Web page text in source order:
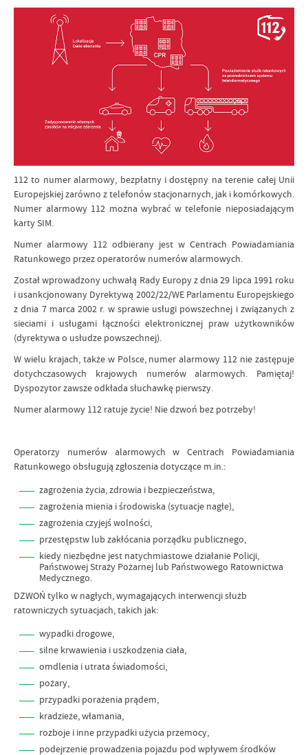
112 to numer alarmowy, bezpłatny i dostępny na terenie całej Unii
Europejskiej zarówno z telefonów stacjonarnych, jak i komórkowych.
Numer alarmowy 112 można wybrać w telefonie nieposiadającym
karty SIM.
Numer alarmowy 112 odbierany jest w Centrach Powiadamiania
Ratunkowego przez operatorów numerów alarmowych.
Został wprowadzony uchwałą Rady Europy z dnia 29 lipca 1991 roku
i usankcjonowany Dyrektywą 2002/22/WE Parlamentu Europejskiego
z dnia 7 marca 2002 r. w sprawie usługi powszechnej i związanych z
sieciami i usługami łączności elektronicznej praw użytkowników
(dyrektywa o usłudze powszechnej).
W wielu krajach, także w Polsce, numer alarmowy 112 nie zastępuje
dotychczasowych krajowych numerów alarmowych. Pamiętaj!
Dyspozytor zawsze odkłada słuchawkę pierwszy.
Numer alarmowy 112 ratuje życie! Nie dzwoń bez potrzeby!
Operatorzy numerów alarmowych w Centrach Powiadamiania
Ratunkowego obsługują zgłoszenia dotyczące m.in.:
zagrożenia życia, zdrowia i bezpieczeństwa,
zagrożenia mienia i środowiska (sytuacje nagłe),
zagrożenia czyjejś wolności,
przestępstw lub zakłócania porządku publicznego,
kiedy niezbędne jest natychmiastowe działanie Policji,
Państwowej Straży Pożarnej lub Państwowego Ratownictwa
Medycznego.
DZWOŃ tylko w nagłych, wymagających interwencji służb
ratowniczych sytuacjach, takich jak:
wypadki drogowe,
silne krwawienia i uszkodzenia ciała,
omdlenia i utrata świadomości,
pożary,
przypadki porażenia prądem,
kradzieże, włamania,
rozboje i inne przypadki użycia przemocy,
podejrzenie prowadzenia pojazdu pod wpływem środków